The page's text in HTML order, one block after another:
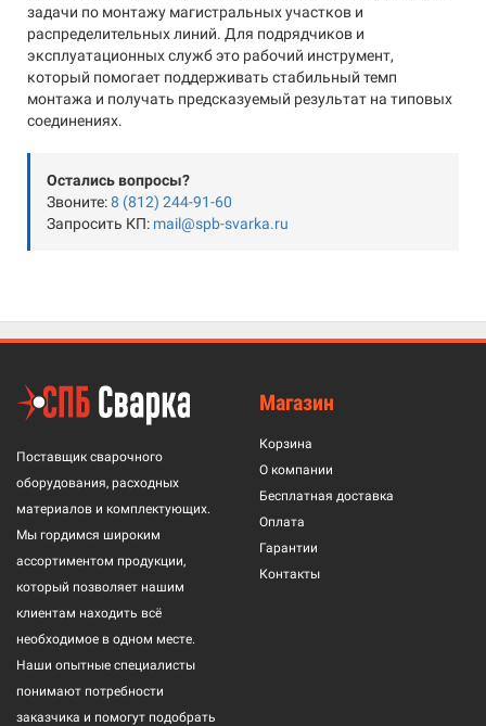
задачи по монтажу магистральных участков и
распределительных линий. Для подрядчиков и
эксплуатационных служб это рабочий инструмент,
который помогает поддерживать стабильный темп
монтажа и получать предсказуемый результат на типовых
соединениях.
Остались вопросы?
Звоните:8 (812) 244-91-60
Запросить КП: mail@spb-svarka.ru
Поставщик сварочного
оборудования, расходных
материалов и комплектующих.
Мы гордимся широким
ассортиментом продукции,
который позволяет нашим
клиентам находить всё
необходимое в одном месте.
Наши опытные специалисты
понимают потребности
заказчика и помогут подобрать
Магазин
Корзина
О компании
Бесплатная доставка
Оплата
Гарантии
Контакты